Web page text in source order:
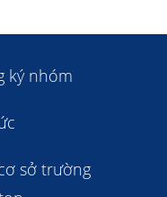
ký nhóm
sở trường